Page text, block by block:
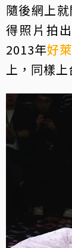
隨後網上
得照片拍
2013年好
上，同樣